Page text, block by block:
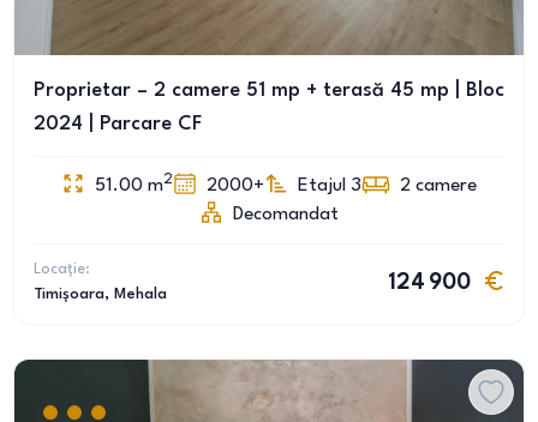
Proprietar – 2 camere 51 mp + terasă 45 mp | Bloc
2024 | Parcare CF
51.00 m2 2000+ Etajul 3 2 camere
Decomandat
Locație:
Timișoara, Mehala
124 900